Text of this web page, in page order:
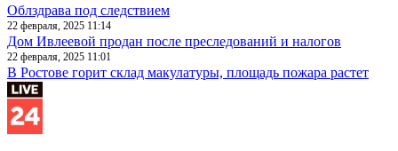
Облздрава под следствием
22 февраля, 2025 11:14
Дом Ивлеевой продан после преследований и налогов
22 февраля, 2025 11:01
В Ростове горит склад макулатуры, площадь пожара растет